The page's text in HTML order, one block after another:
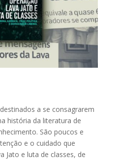
a se consagrarem
história da literatura de
São poucos e
e o cuidado que
Jato e luta de classes, de